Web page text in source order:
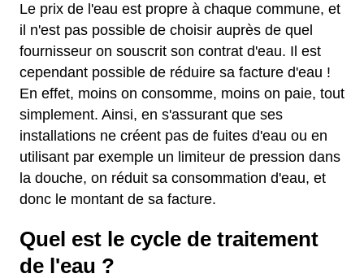
Le prix de l'eau est propre à chaque commune, et
il n'est pas possible de choisir auprès de quel
fournisseur on souscrit son contrat d'eau. Il est
cependant possible de réduire sa facture d'eau !
En effet, moins on consomme, moins on paie, tout
simplement. Ainsi, en s'assurant que ses
installations ne créent pas de fuites d'eau ou en
utilisant par exemple un limiteur de pression dans
la douche, on réduit sa consommation d'eau, et
donc le montant de sa facture.
Quel est le cycle de traitement
de l'eau ?